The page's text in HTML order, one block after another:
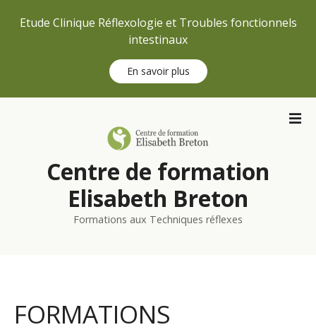
Etude Clinique Réflexologie et Troubles fonctionnels
intestinaux
En savoir plus
Centre de formation
Elisabeth Breton
Formations aux Techniques réflexes
FORMATIONS